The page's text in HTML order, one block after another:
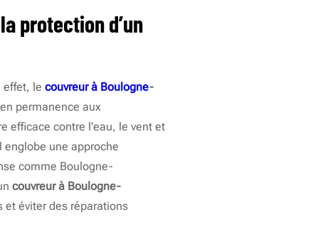
protection d’un
effet, le couvreur à Boulogne-
permanence aux
efficace contre l’eau, le vent et
une approche
comme Boulogne-
couvreur à Boulogne-
éviter des réparations